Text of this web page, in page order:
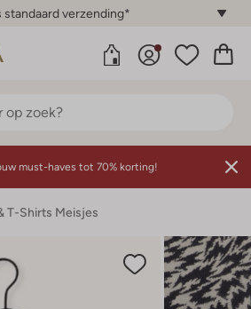
standaard verzending*
must-haves tot 70% korting!
T-Shirts Meisjes